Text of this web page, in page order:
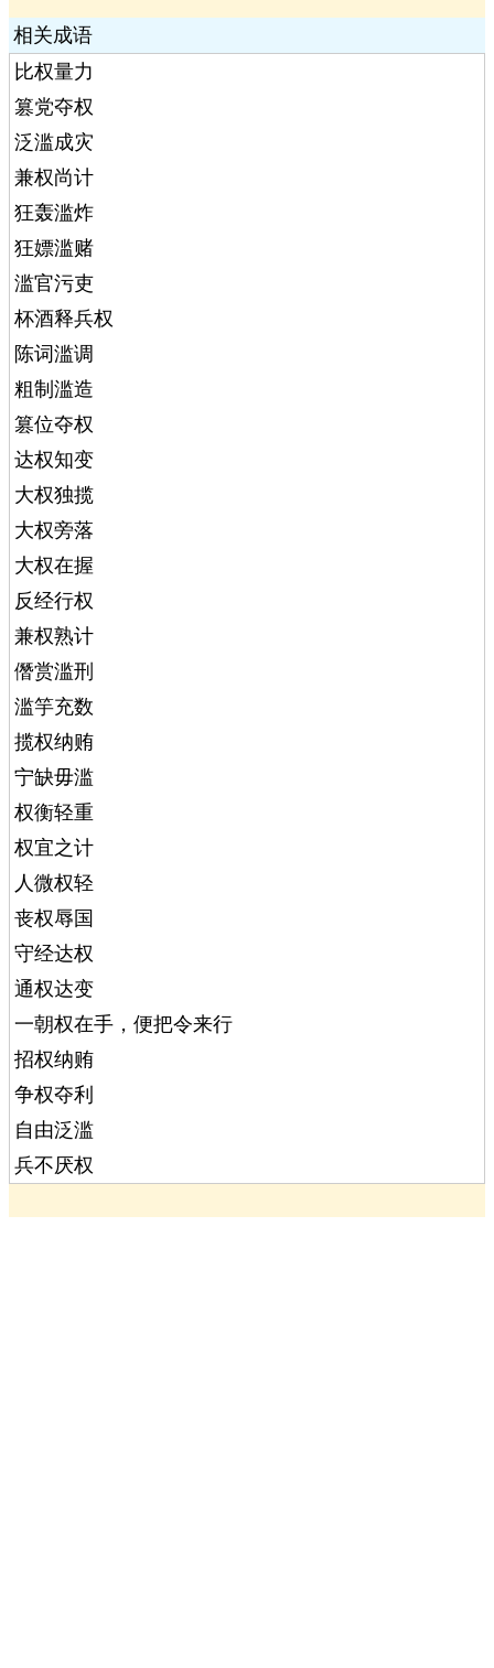
相关成语
比权量力
篡党夺权
泛滥成灾
兼权尚计
狂轰滥炸
狂嫖滥赌
滥官污吏
杯酒释兵权
陈词滥调
粗制滥造
篡位夺权
达权知变
大权独揽
大权旁落
大权在握
反经行权
兼权熟计
僭赏滥刑
滥竽充数
揽权纳贿
宁缺毋滥
权衡轻重
权宜之计
人微权轻
丧权辱国
守经达权
通权达变
一朝权在手，便把令来行
招权纳贿
争权夺利
自由泛滥
兵不厌权